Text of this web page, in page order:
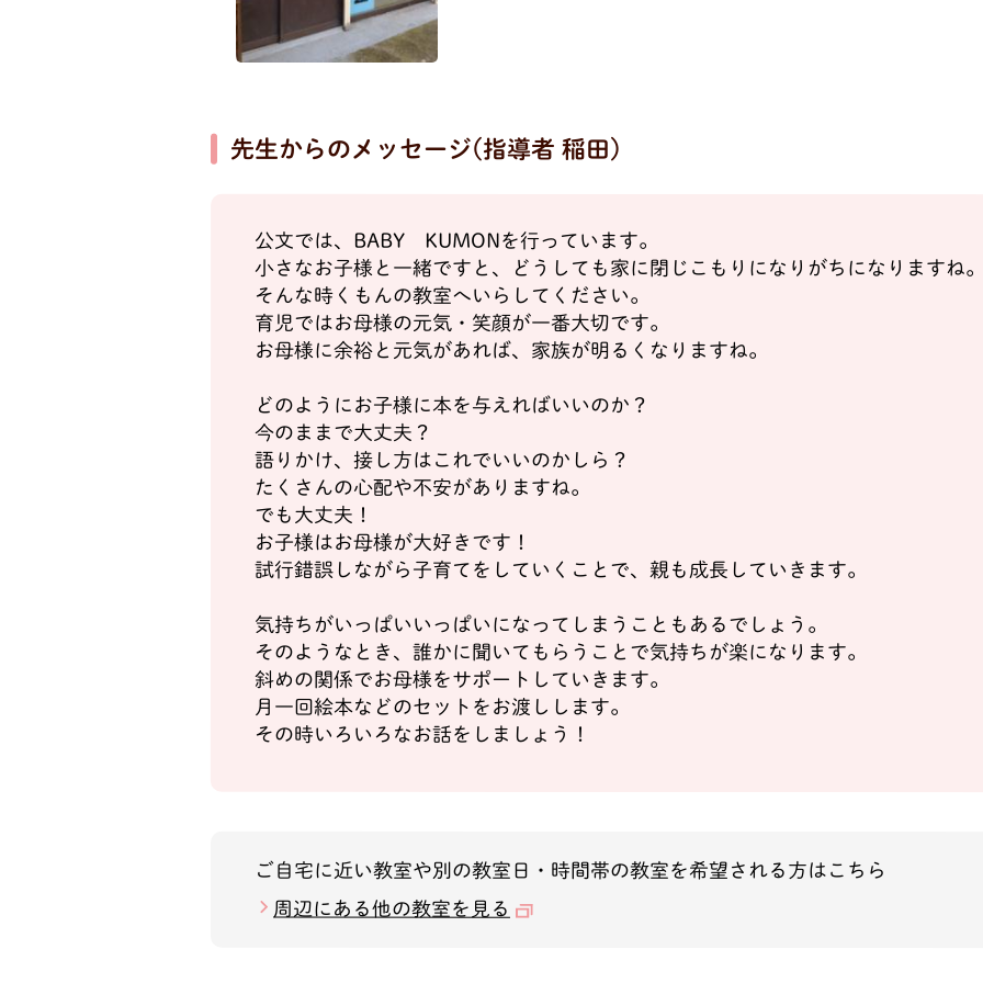
先生からのメッセージ(指導者 稲田)
公文では、BABY KUMONを行っています。
小さなお子様と一緒ですと、どうしても家に閉じこもりになりがちになりますね
そんな時くもんの教室へいらしてください。
育児ではお母様の元気・笑顔が一番大切です。
お母様に余裕と元気があれば、家族が明るくなりますね。
どのようにお子様に本を与えればいいのか？
今のままで大丈夫？
語りかけ、接し方はこれでいいのかしら？
たくさんの心配や不安がありますね。
でも大丈夫！
お子様はお母様が大好きです！
試行錯誤しながら子育てをしていくことで、親も成長していきます。
気持ちがいっぱいいっぱいになってしまうこともあるでしょう。
そのようなとき、誰かに聞いてもらうことで気持ちが楽になります。
斜めの関係でお母様をサポートしていきます。
月一回絵本などのセットをお渡しします。
その時いろいろなお話をしましょう！
ご自宅に近い教室や別の教室日・時間帯の教室を希望される方はこちら
周辺にある他の教室を見る